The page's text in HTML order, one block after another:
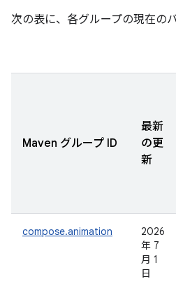
次の表に、各グループの現在の
Maven グループ ID
最新
の更
新
compose.animation
2026
年 7
月 1
日